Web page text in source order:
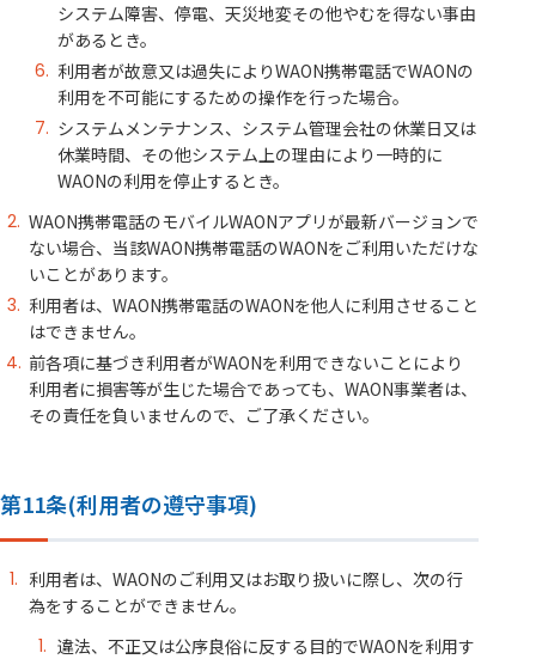
システム障害、停電、天災地変その他やむを得ない事由
があるとき。
利用者が故意又は過失によりWAON携帯電話でWAONの
利用を不可能にするための操作を行った場合。
システムメンテナンス、システム管理会社の休業日又は
休業時間、その他システム上の理由により一時的に
WAONの利用を停止するとき。
WAON携帯電話のモバイルWAONアプリが最新バージョンで
ない場合、当該WAON携帯電話のWAONをご利用いただけな
いことがあります。
利用者は、WAON携帯電話のWAONを他人に利用させること
はできません。
前各項に基づき利用者がWAONを利用できないことにより
利用者に損害等が生じた場合であっても、WAON事業者は、
その責任を負いませんので、ご了承ください。
第11条(利用者の遵守事項)
利用者は、WAONのご利用又はお取り扱いに際し、次の行
為をすることができません。
違法、不正又は公序良俗に反する目的でWAONを利用す